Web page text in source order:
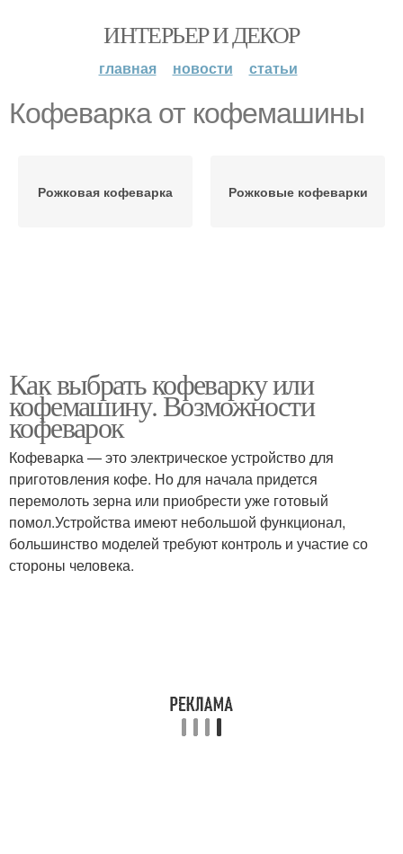
ИНТЕРЬЕР И ДЕКОР
главная новости статьи
Кофеварка от кофемашины
Рожковая кофеварка Рожковые кофеварки
Как выбрать кофеварку или
кофемашину. Возможности
кофеварок
Кофеварка — это электрическое устройство для
приготовления кофе. Но для начала придется
перемолоть зерна или приобрести уже готовый
помол.Устройства имеют небольшой функционал,
большинство моделей требуют контроль и участие со
стороны человека.